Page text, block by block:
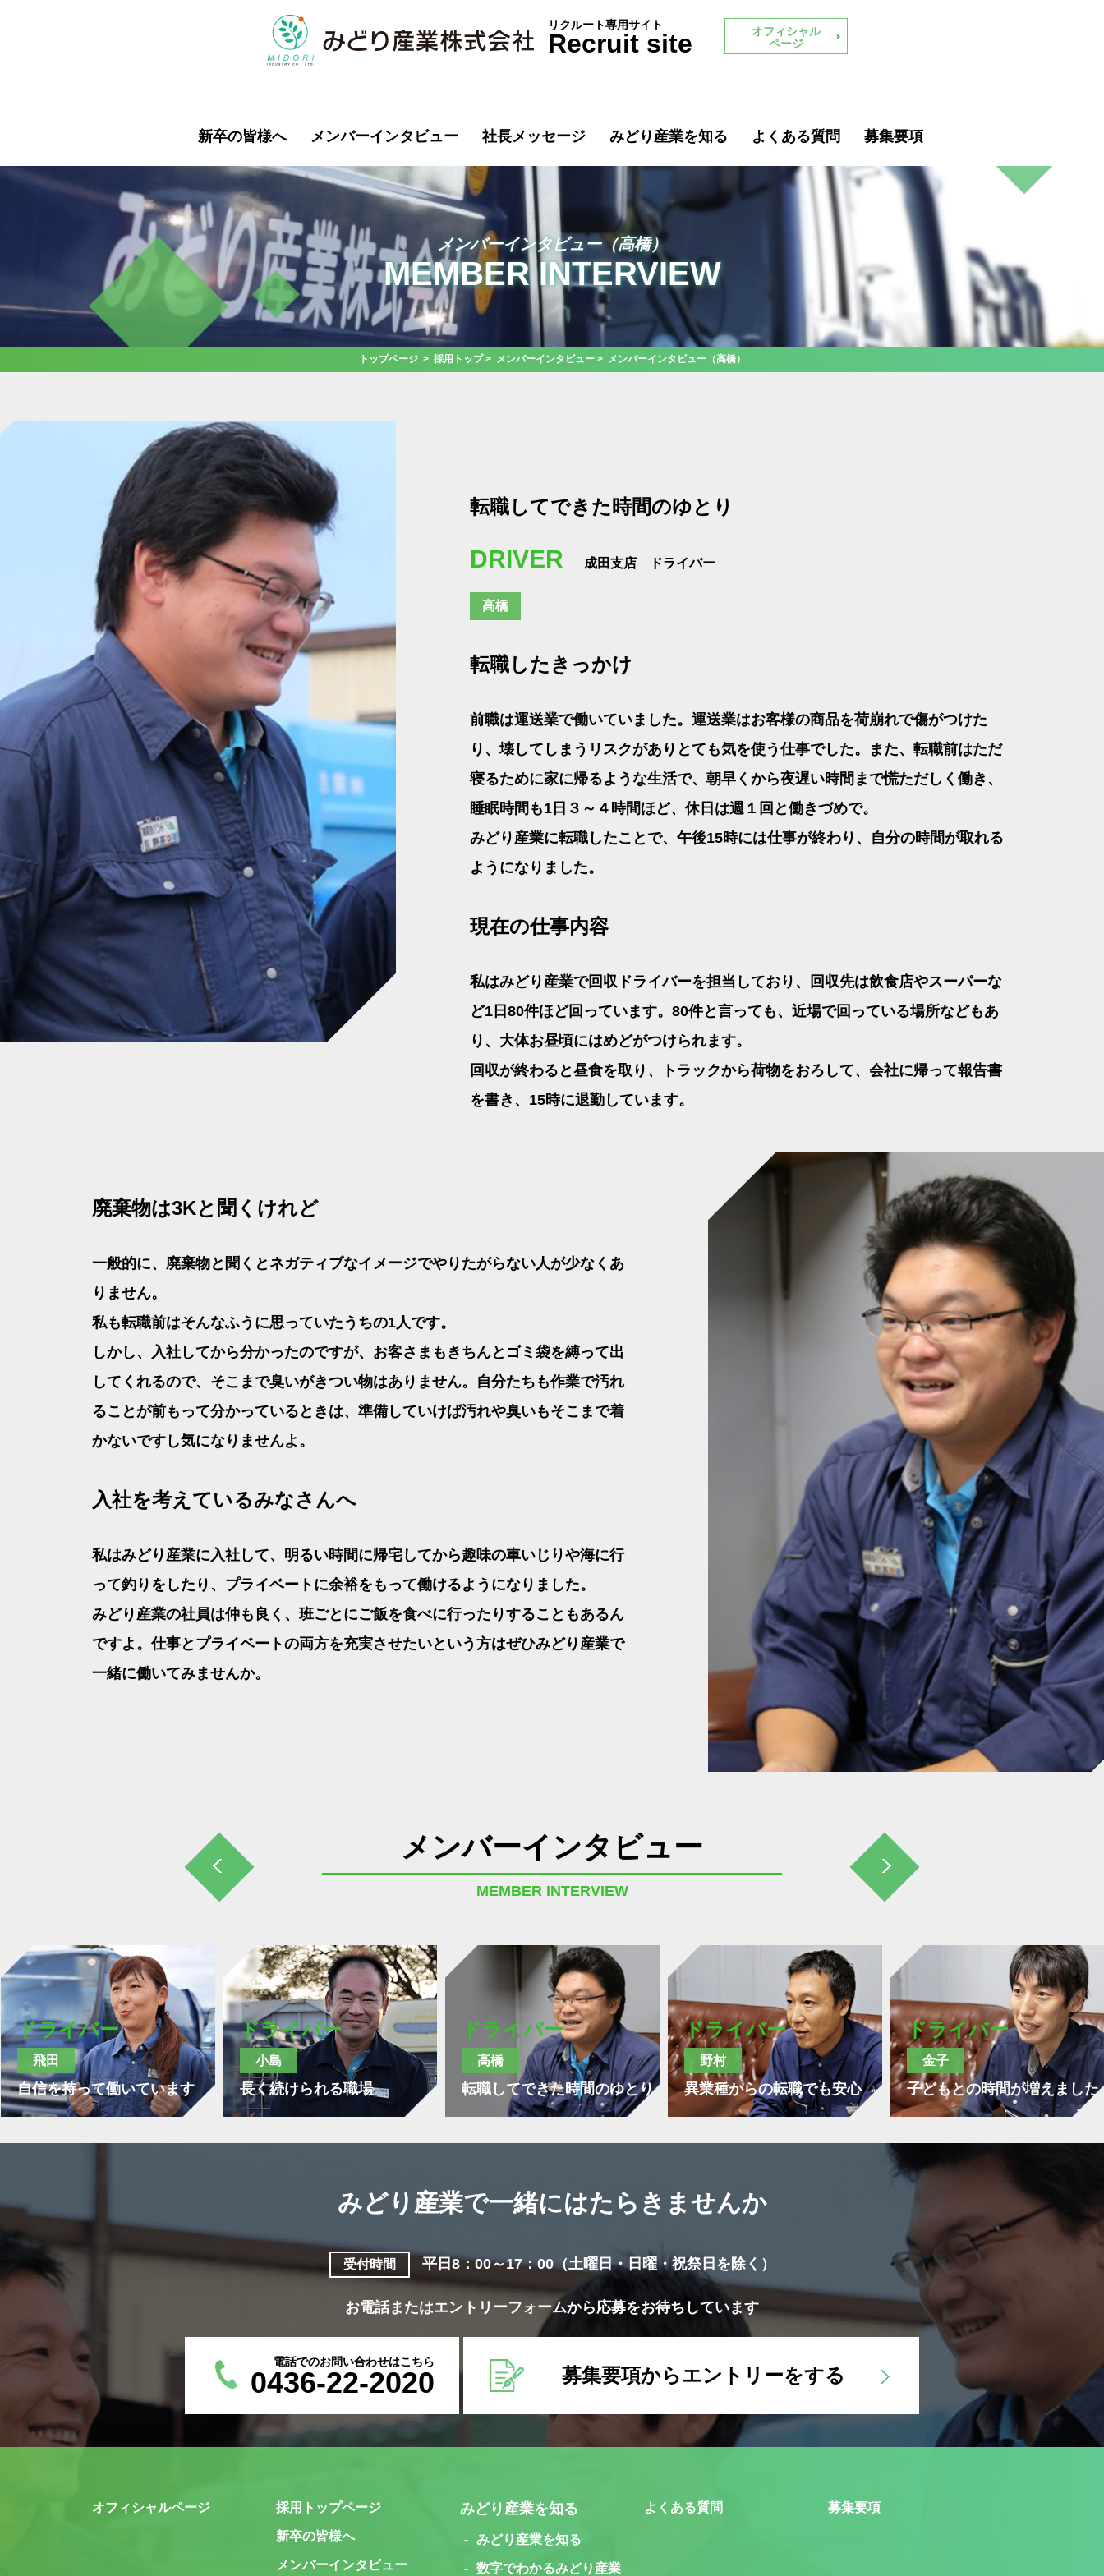
リクルート専用サイト
Recruit site
オフィシャル
ページ
新卒の皆様へ メンバーインタビュー 社長メッセージ みどり産業を知る よくある質問 募集要項
メンバーインタビュー（高橋）
MEMBER INTERVIEW
トップページ> 採用トップ> メンバーインタビュー> メンバーインタビュー（高橋）
転職してできた時間のゆとり
DRIVER 成田支店 ドライバー
高橋
転職したきっかけ
前職は運送業で働いていました。運送業はお客様の商品を荷崩れで傷がつけた
り、壊してしまうリスクがありとても気を使う仕事でした。また、転職前はただ
寝るために家に帰るような生活で、朝早くから夜遅い時間まで慌ただしく働き、
睡眠時間も1日３～４時間ほど、休日は週１回と働きづめで。
みどり産業に転職したことで、午後15時には仕事が終わり、自分の時間が取れる
ようになりました。
現在の仕事内容
私はみどり産業で回収ドライバーを担当しており、回収先は飲食店やスーパーな
ど1日80件ほど回っています。80件と言っても、近場で回っている場所などもあ
り、大体お昼頃にはめどがつけられます。
回収が終わると昼食を取り、トラックから荷物をおろして、会社に帰って報告書
を書き、15時に退勤しています。
廃棄物は3Kと聞くけれど
一般的に、廃棄物と聞くとネガティブなイメージでやりたがらない人が少なくあ
りません。
私も転職前はそんなふうに思っていたうちの1人です。
しかし、入社してから分かったのですが、お客さまもきちんとゴミ袋を縛って出
してくれるので、そこまで臭いがきつい物はありません。自分たちも作業で汚れ
ることが前もって分かっているときは、準備していけば汚れや臭いもそこまで着
かないですし気になりませんよ。
入社を考えているみなさんへ
私はみどり産業に入社して、明るい時間に帰宅してから趣味の車いじりや海に行
って釣りをしたり、プライベートに余裕をもって働けるようになりました。
みどり産業の社員は仲も良く、班ごとにご飯を食べに行ったりすることもあるん
ですよ。仕事とプライベートの両方を充実させたいという方はぜひみどり産業で
一緒に働いてみませんか。
メンバーインタビュー
MEMBER INTERVIEW
ドライバー
飛田
自信を持って働いています
ドライバー
小島
長く続けられる職場
ドライバー
高橋
転職してできた時間のゆとり
ドライバー
野村
異業種からの転職でも安心
ドライバー
金子
子どもとの時間が増えました
みどり産業で一緒にはたらきませんか
受付時間 平日8：00～17：00（土曜日・日曜・祝祭日を除く）
お電話またはエントリーフォームから応募をお待ちしています
電話でのお問い合わせはこちら
0436-22-2020 募集要項からエントリーをする
オフィシャルページ 採用トップページ
新卒の皆様へ
メンバーインタビュー
みどり産業を知る
みどり産業を知る
数字でわかるみどり産業
よくある質問 募集要項